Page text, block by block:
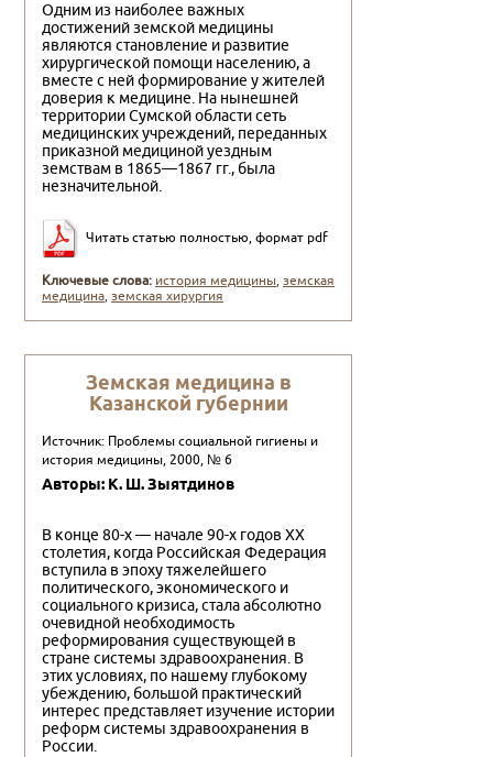
Одним из наиболее важных
достижений земской медицины
являются становление и развитие
хирургической помощи населению, а
вместе с ней формирование у жителей
доверия к медицине. На нынешней
территории Сумской области сеть
медицинских учреждений, переданных
приказной медициной уездным
земствам в 1865—1867 гг., была
незначительной.
Читать статью полностью, формат pdf
Ключевые слова: история медицины,земская
медицина,земская хирургия
Земская медицина в
Казанской губернии
Источник: Проблемы социальной гигиены и
история медицины, 2000, № 6
Авторы: К. Ш. Зыятдинов
В конце 80-х — начале 90-х годов XX
столетия, когда Российская Федерация
вступила в эпоху тяжелейшего
политического, экономического и
социального кризиса, стала абсолютно
очевидной необходимость
реформирования существующей в
стране системы здравоохранения. В
этих условиях, по нашему глубокому
убеждению, большой практический
интерес представляет изучение истории
реформ системы здравоохранения в
России.